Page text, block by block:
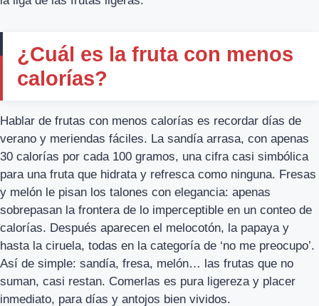
¿Cuál es la fruta con menos
calorías?
Hablar de frutas con menos calorías es recordar días de
verano y meriendas fáciles. La sandía arrasa, con apenas
30 calorías por cada 100 gramos, una cifra casi simbólica
para una fruta que hidrata y refresca como ninguna. Fresas
y melón le pisan los talones con elegancia: apenas
sobrepasan la frontera de lo imperceptible en un conteo de
calorías. Después aparecen el melocotón, la papaya y
hasta la ciruela, todas en la categoría de ‘no me preocupo’.
Así de simple: sandía, fresa, melón… las frutas que no
suman, casi restan. Comerlas es pura ligereza y placer
inmediato, para días y antojos bien vividos.